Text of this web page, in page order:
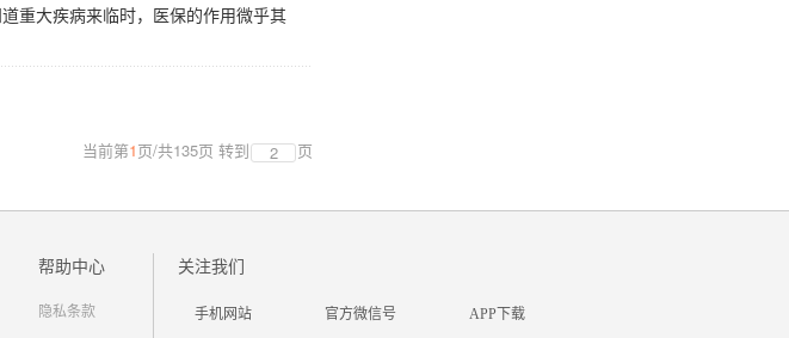
重大疾病来临时，医保的作用微乎其
当前第1页/共135页 转到 页
帮助中心
隐私条款
关注我们
手机网站 官方微信号 APP下载